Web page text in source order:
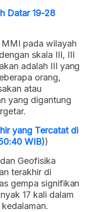
Datar 19-28
MMI pada wilayah
skala III, III
adalah III yang
orang,
atau
yang digantung
yang Tercatat di
WIB))
Geofisika
terakhir di
gempa signifikan
17 kali dalam